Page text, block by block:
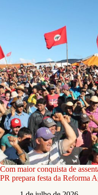
Com maior conquista de
PR prepara festa da Reforma